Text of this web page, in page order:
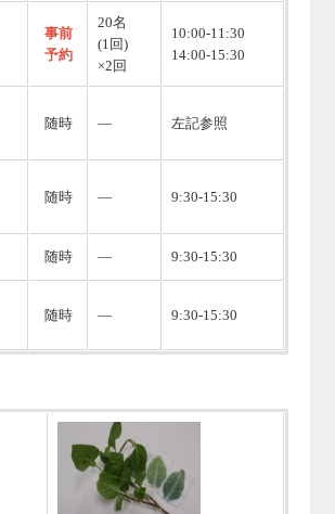
事前
予約
20名
(1回)
×2回
10:00-11:30
14:00-15:30
随時 ― 左記参照
随時 ― 9:30-15:30
随時 ― 9:30-15:30
随時 ― 9:30-15:30